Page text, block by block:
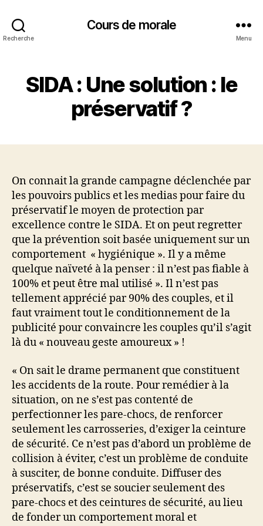
Recherche
Cours de morale
Menu
SIDA : Une solution : le
préservatif ?
On connait la grande campagne déclenchée par
les pouvoirs publics et les medias pour faire du
préservatif le moyen de protection par
excellence contre le SIDA. Et on peut regretter
que la prévention soit basée uniquement sur un
comportement « hygiénique ». Il y a même
quelque naïveté à la penser : il n’est pas fiable à
100% et peut être mal utilisé ». Il n’est pas
tellement apprécié par 90% des couples, et il
faut vraiment tout le conditionnement de la
publicité pour convaincre les couples qu’il s’agit
là du « nouveau geste amoureux » !
« On sait le drame permanent que constituent
les accidents de la route. Pour remédier à la
situation, on ne s’est pas contenté de
perfectionner les pare-chocs, de renforcer
seulement les carrosseries, d’exiger la ceinture
de sécurité. Ce n’est pas d’abord un problème de
collision à éviter, c’est un problème de conduite
à susciter, de bonne conduite. Diffuser des
préservatifs, c’est se soucier seulement des
pare-chocs et des ceintures de sécurité, au lieu
de fonder un comportement moral et